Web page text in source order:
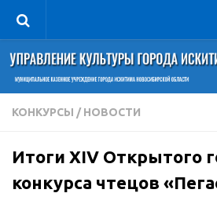
Управление
Руководитель
Сведения об организации
Книга почета культуры
Фотогалерея
КОНКУРСЫ / НОВОСТИ
Итоги XIV Открытого
конкурса чтецов